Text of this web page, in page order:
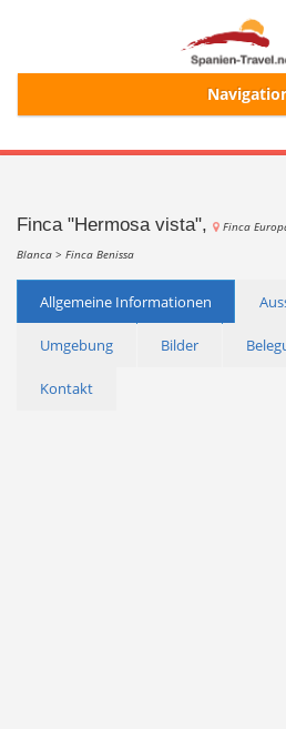
Start
Alle
Merkliste
Finca "Hermosa vista", Finca
Blanca > Finca Benissa
Allgemeine Informationen
Umgebung Bilder
Kontakt